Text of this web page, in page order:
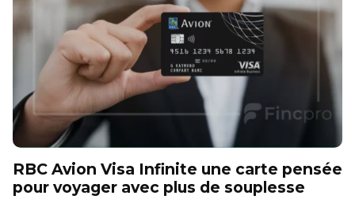
RBC Avion Visa Infinite une carte pensée
pour voyager avec plus de souplesse